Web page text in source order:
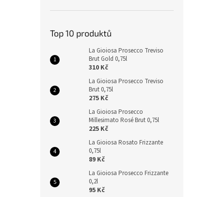
Top 10 produktů
La Gioiosa Prosecco Treviso
Brut Gold 0,75l
310 Kč
La Gioiosa Prosecco Treviso
Brut 0,75l
275 Kč
La Gioiosa Prosecco
Millesimato Rosé Brut 0,75l
225 Kč
La Gioiosa Rosato Frizzante
0,75l
89 Kč
La Gioiosa Prosecco Frizzante
0,2l
95 Kč